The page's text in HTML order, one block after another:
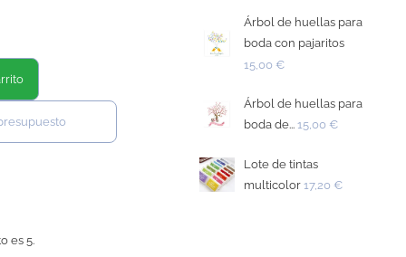
es 5.
Árbol de huellas para
boda con pajaritos
15,00 €
Árbol de huellas para
boda de... 15,00 €
Lote de tintas
multicolor 17,20 €